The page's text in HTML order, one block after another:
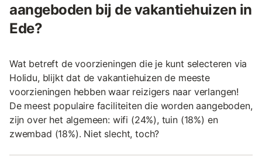
aangeboden bij de vakantiehuizen in
Ede?
Wat betreft de voorzieningen die je kunt selecteren via
Holidu, blijkt dat de vakantiehuizen de meeste
voorzieningen hebben waar reizigers naar verlangen!
De meest populaire faciliteiten die worden aangeboden,
zijn over het algemeen: wifi (24%), tuin (18%) en
zwembad (18%). Niet slecht, toch?